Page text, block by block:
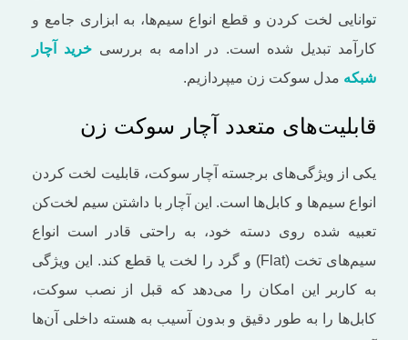
توانایی لخت کردن و قطع انواع سیم‌ها، به ابزاری جامع و
کارآمد تبدیل شده است. در ادامه به بررسیخرید آچار
شبکه مدل سوکت زن میپردازیم.
قابلیت‌های متعدد آچار سوکت زن
یکی از ویژگی‌های برجسته آچار سوکت، قابلیت لخت کردن
انواع سیم‌ها و کابل‌ها است. این آچار با داشتن سیم لخت‌کن
تعبیه شده روی دسته خود، به راحتی قادر است انواع
سیم‌های تخت (Flat) و گرد را لخت یا قطع کند. این ویژگی
به کاربر این امکان را می‌دهد که قبل از نصب سوکت،
کابل‌ها را به‌ طور دقیق و بدون آسیب به هسته داخلی آن‌ها